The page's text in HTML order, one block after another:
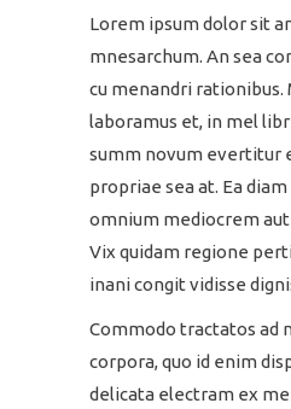
Lorem ipsum dolor sit
mnesarchum. An sea
cu menandri rationibus.
laboramus et, in mel
summ novum evertitur
propriae sea at. Ea
omnium mediocrem
Vix quidam regione
inani congit vidisse
Commodo tractatos ad
corpora, quo id enim
delicata electram ex